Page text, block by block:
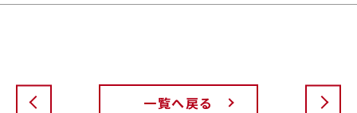
一覧へ戻る